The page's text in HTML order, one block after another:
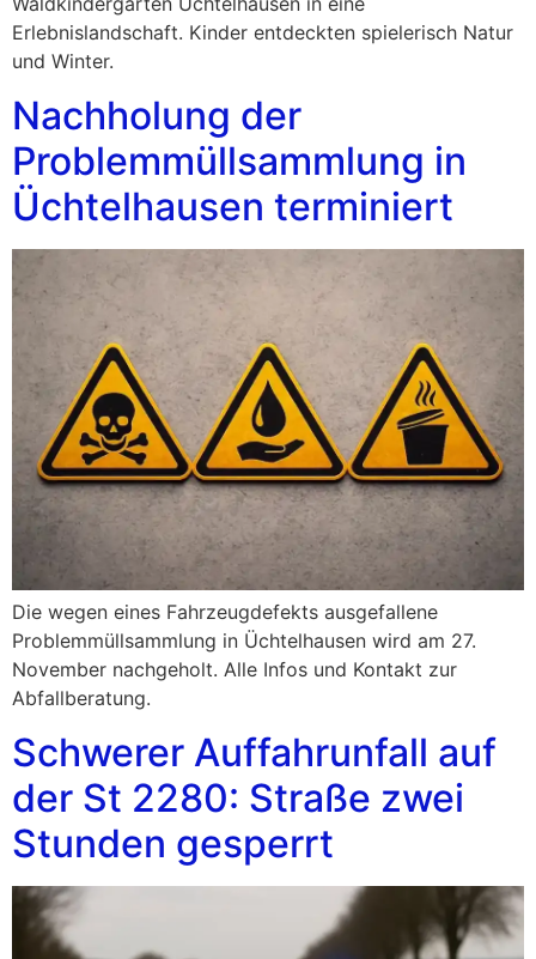
Erlebnislandschaft. Kinder entdeckten spielerisch Natur
und Winter.
Nachholung der
Problemmüllsammlung in
Üchtelhausen terminiert
Die wegen eines Fahrzeugdefekts ausgefallene
Problemmüllsammlung in Üchtelhausen wird am 27.
November nachgeholt. Alle Infos und Kontakt zur
Abfallberatung.
Schwerer Auffahrunfall auf
der St 2280: Straße zwei
Stunden gesperrt